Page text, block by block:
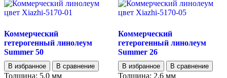
Коммерческий
гетерогенный линолеум
Summer 50
В избранное В сравнение
Толщина: 5,0 мм
Коммерческий
гетерогенный линолеум
Summer 26
В избранное В сравнение
Толщина: 2,6 мм